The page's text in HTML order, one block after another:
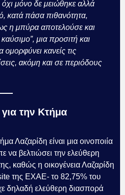
μόνο δε μειώθηκε αλλά
κατά πάσα πιθανότητα,
η μπύρα αποτελούσε και
μια προσιτή και
ομορφύνει κανείς τις
ακόμη και σε περιόδους
την Κτήμα
Λαζαρίδη είναι μια οινοποιία
βελτιώσει την ελεύθερη
καθώς η οικογένεια Λαζαρίδη
της ΕΧΑΕ- το 82,75% του
δηλαδή ελεύθερη διασπορά